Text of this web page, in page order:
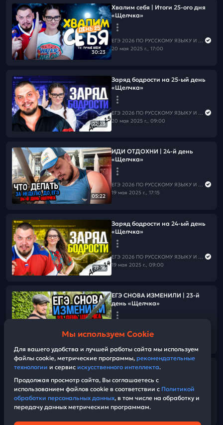
30:23
Хвалим себя | Итоги 25-ого дня
«Щелчка»
ЕГЭ 2026 ПО РУССКОМУ ЯЗЫКУ И МАТЕМАТИКЕ
20 мая 2025 г., 17:00
22:23
Заряд бодрости на 25-ый день
«Щелчка»
ЕГЭ 2026 ПО РУССКОМУ ЯЗЫКУ И МАТЕМАТИКЕ
20 мая 2025 г., 09:00
05:22
ИДИ ОТДОХНИ | 24-й день
«Щелчка»
ЕГЭ 2026 ПО РУССКОМУ ЯЗЫКУ И МАТЕМАТИКЕ
19 мая 2025 г., 17:15
17:16
Заряд бодрости на 24-ый день
«Щелчка»
ЕГЭ 2026 ПО РУССКОМУ ЯЗЫКУ И МАТЕМАТИКЕ
19 мая 2025 г., 09:00
ЕГЭ СНОВА ИЗМЕНИЛИ | 23-й
день «Щелчка»
18 мая 2025 г., 18:00
Хвалим себя | Итоги 23-его дня
ЕГЭ 2026 ПО РУССКОМУ ЯЗЫКУ И МАТЕМАТИКЕ
18 мая 2025 г., 17:00
Мы используем Cookie
Для вашего удобства и лучшей работы сайта мы используем
файлы cookie, метрические программы, рекомендательные
технологии и сервис искусственного интеллекта.
Продолжая просмотр сайта, Вы соглашаетесь с
использованием файлов cookie в соответствии с Политикой
обработки персональных данных, в том числе на обработку и
передачу данных метрическим программам.